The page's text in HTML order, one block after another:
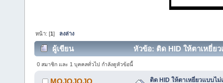
หน้า: [1] ลงล่าง
ผู้เขียน หัวข้อ: ติด HID ให้ตาเหยี่ย
0 สมาชิก และ 1 บุคคลทั่วไป กำลังดูหัวข้อนี้
MOJOJOJO ติด HID ให้ตาเหยี่ยวแบบไม่